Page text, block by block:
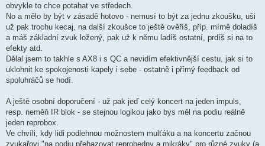
obvykle to chce potahat ve středech.
No a mělo by být v zásadě hotovo - nemusí to být za jednu zkoušku, uši
už pak trochu kecaj, na další zkoušce to ještě ověříš, příp. mírně doladíš
a máš základní zvuk ložený, pak už k němu ladíš ostatní, prdíš si na to
efekty atd.
Dělal jsem to takhle s AX8 i s QC a nevidím efektivnější cestu, jak si to
uklohnit ke spokojenosti kapely i sebe - ostatně i přímý feedback od
spoluhráčů se hodí.
A ještě osobní doporučení - už pak jeď celý koncert na jeden impuls,
resp. neměň IR blok - se stejnou logikou jako bys měl na podiu reálně
jeden reprobox.
Ve chvíli, kdy lidi podlehnou možnostem mulťáku a na koncertu začnou
zvukařovi "na podiu přehazovat reprobedny a mikráky" pro různé zvuky (a